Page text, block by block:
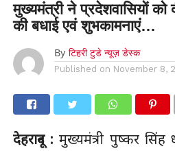
मुख्यमंत्री ने प्रदेशवासियों को
की बधाई एवं शुभकामनाएं…
By टिहरी टुडे न्यूज़ डेस्क
Published on November 8,
देहरादून : मुख्यमंत्री पुष्कर सिंह